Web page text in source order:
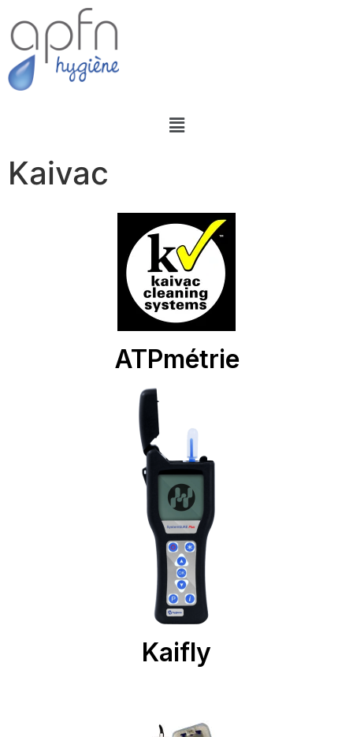
Kaivac
ATPmétrie
Kaifly